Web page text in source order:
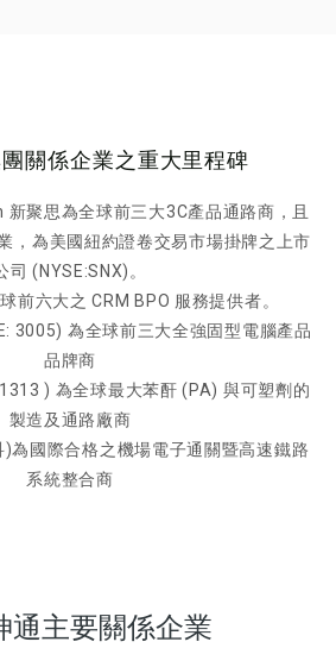
關係企業之重大里程碑
聚思為全球前三大3C產品通路商，且
，為美國紐約證卷交易市場掛牌之上市
司 (NYSE:SNX)。
前六大之 CRM BPO 服務提供者。
3005) 為全球前三大全強固型電腦產品
品牌商
) 為全球最大苯酐 (PA) 與可塑劑的
製造及通路廠商
為國際合格之機場電子通關暨高速鐵路
系統整合商
通主要關係企業